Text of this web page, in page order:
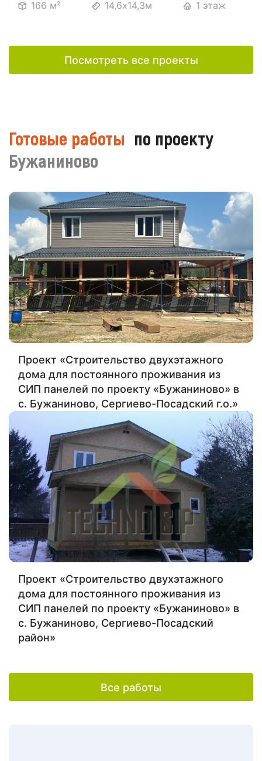
166 м² 14,6х14,3м 1 этаж
Посмотреть все проекты
Готовые работы по проекту
Бужаниново
Проект «Строительство двухэтажного
дома для постоянного проживания из
СИП панелей по проекту «Бужаниново» в
с. Бужаниново, Сергиево-Посадский г.о.»
Проект «Строительство двухэтажного
дома для постоянного проживания из
СИП панелей по проекту «Бужаниново» в
с. Бужаниново, Сергиево-Посадский
район»
Все работы